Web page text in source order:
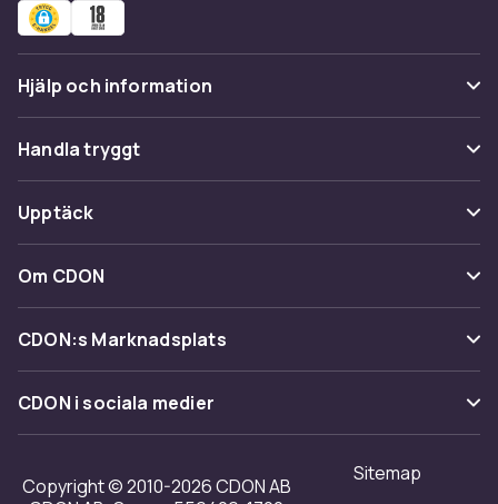
Hjälp och information
Vanliga frågor
Spåra paket
Ångra & Returnera här
Kundservice
Handla tryggt
Betalning
Leverans
Återkallelser
Upptäck
Kategorier
Varumärken
Shopit.se
Om CDON
Om oss
Kundrecensioner
CDON:s Marknadsplats
Sälj på CDON
Bli affiliate
Regler & kvalitet
CDON i sociala medier
Copyright © 2010-2026 CDON AB
Sitemap